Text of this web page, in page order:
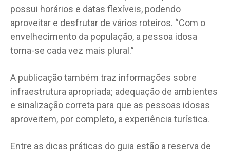
possui horários e datas flexíveis, podendo
aproveitar e desfrutar de vários roteiros. “Com o
envelhecimento da população, a pessoa idosa
torna-se cada vez mais plural.”
A publicação também traz informações sobre
infraestrutura apropriada; adequação de ambientes
e sinalização correta para que as pessoas idosas
aproveitem, por completo, a experiência turística.
Entre as dicas práticas do guia estão a reserva de